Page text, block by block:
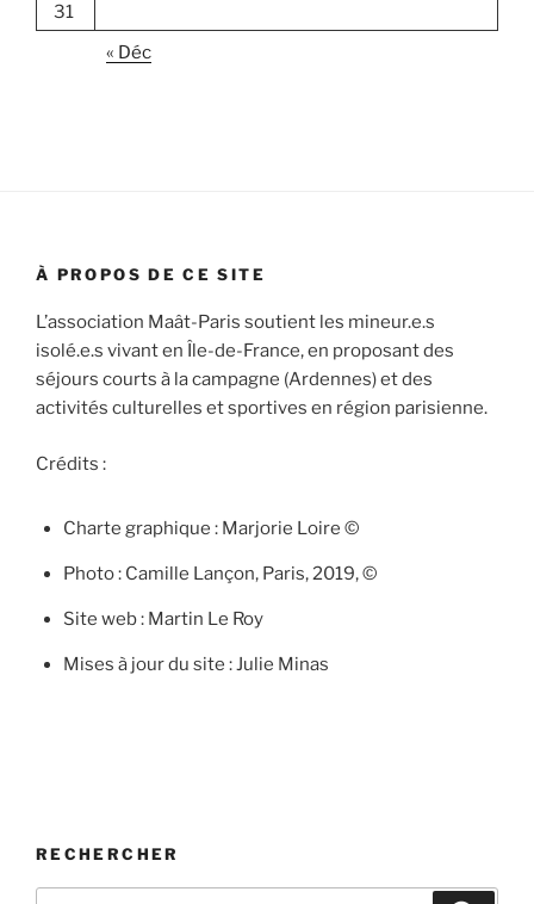
31
« Déc
À PROPOS DE CE SITE
L’association Maât-Paris soutient les mineur.e.s
isolé.e.s vivant en Île-de-France, en proposant des
séjours courts à la campagne (Ardennes) et des
activités culturelles et sportives en région parisienne.
Crédits :
Charte graphique : Marjorie Loire ©
Photo : Camille Lançon, Paris, 2019, ©
Site web : Martin Le Roy
Mises à jour du site : Julie Minas
RECHERCHER